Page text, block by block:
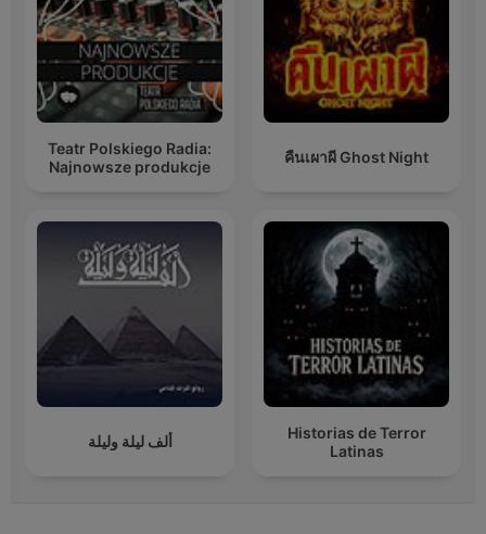
Teatr Polskiego Radia:
Najnowsze produkcje
คืนเผาผี Ghost Night
ألف ليلة وليلة
Historias de Terror
Latinas